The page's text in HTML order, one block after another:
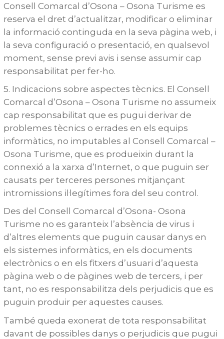
Consell Comarcal d’Osona – Osona Turisme es
reserva el dret d’actualitzar, modificar o eliminar
la informació continguda en la seva pàgina web, i
la seva configuració o presentació, en qualsevol
moment, sense previ avis i sense assumir cap
responsabilitat per fer-ho.
5. Indicacions sobre aspectes tècnics. El Consell
Comarcal d’Osona – Osona Turisme no assumeix
cap responsabilitat que es pugui derivar de
problemes tècnics o errades en els equips
informàtics, no imputables al Consell Comarcal –
Osona Turisme, que es produeixin durant la
connexió a la xarxa d’Internet, o que puguin ser
causats per terceres persones mitjançant
intromissions il·legítimes fora del seu control.
Des del Consell Comarcal d’Osona- Osona
Turisme no es garanteix l’absència de virus i
d’altres elements que puguin causar danys en
els sistemes informàtics, en els documents
electrònics o en els fitxers d’usuari d’aquesta
pàgina web o de pàgines web de tercers, i per
tant, no es responsabilitza dels perjudicis que es
puguin produir per aquestes causes.
També queda exonerat de tota responsabilitat
davant de possibles danys o perjudicis que pugui